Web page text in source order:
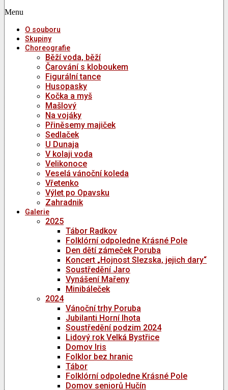
Menu
O souboru
Skupiny
Choreografie
Běží voda, běží
Čarování s kloboukem
Figurální tance
Husopasky
Kočka a myš
Mašlový
Na vojáky
Přiněsemy majiček
Sedlaček
U Dunaja
V kolaji voda
Velikonoce
Veselá vánoční koleda
Vřetenko
Výlet po Opavsku
Zahradnik
Galerie
2025
Tábor Radkov
Folklórní odpoledne Krásné Pole
Den dětí zámeček Poruba
Koncert „Hojnost Slezska, jejich dary“
Soustředění Jaro
Vynášení Mařeny
Minibáleček
2024
Vánoční trhy Poruba
Jubilanti Horní lhota
Soustředění podzim 2024
Lidový rok Velká Bystřice
Domov Iris
Folklor bez hranic
Tábor
Folklórní odpoledne Krásné Pole
Domov seniorů Hučín